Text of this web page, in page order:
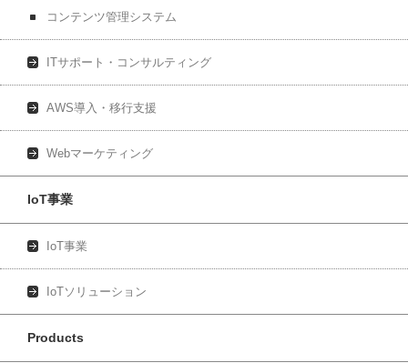
コンテンツ管理システム
ITサポート・コンサルティング
AWS導入・移行支援
Webマーケティング
IoT事業
IoT事業
IoTソリューション
Products